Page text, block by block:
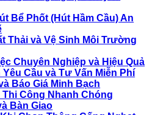
Bể Phốt (Hút Hầm Cầu) An
Thải và Vệ Sinh Môi Trường
Chuyên Nghiệp và Hiệu Quả
Yêu Cầu và Tư Vấn Miễn Phí
Báo Giá Minh Bạch
Thi Công Nhanh Chóng
Bàn Giao